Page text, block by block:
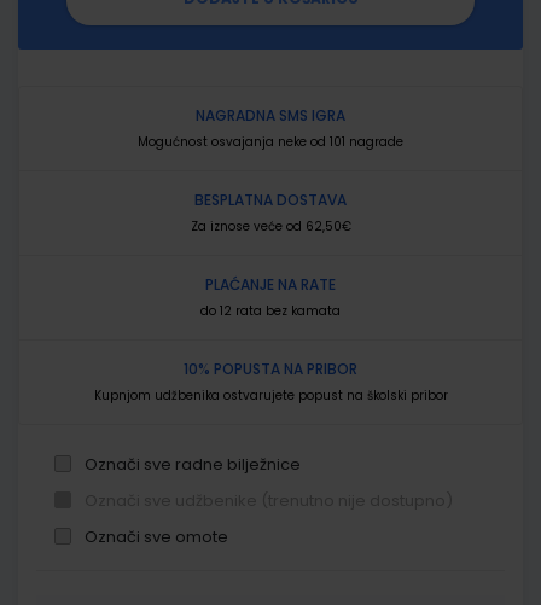
NAGRADNA SMS IGRA
Mogućnost osvajanja neke od 101 nagrade
BESPLATNA DOSTAVA
Za iznose veće od 62,50€
PLAĆANJE NA RATE
do 12 rata bez kamata
10% POPUSTA NA PRIBOR
Kupnjom udžbenika ostvarujete popust na školski pribor
Označi sve radne bilježnice
Označi sve omote